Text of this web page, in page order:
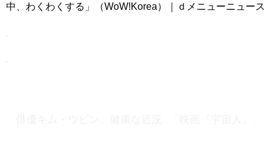
中、わくわくする」（WoW!Korea）｜ｄメニューニュース